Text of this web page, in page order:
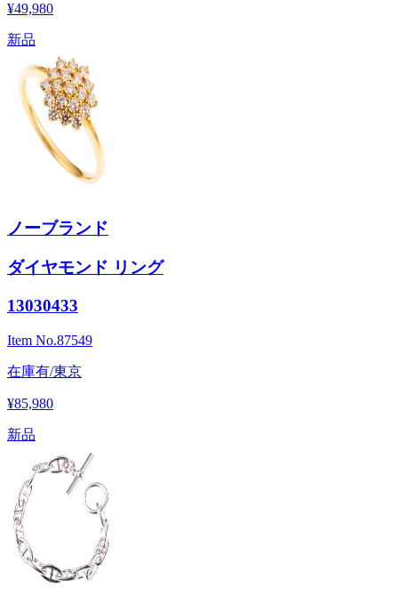
¥49,980
新品
ノーブランド
ダイヤモンド リング
13030433
Item No.87549
在庫有/東京
¥85,980
新品